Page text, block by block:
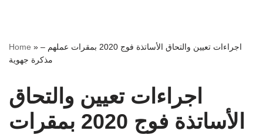
Home » اجراءات تعيين والتحاق الأساتذة فوج 2020 بمقرات عملهم –
مذكرة جهوية
اجراءات تعيين والتحاق
الأساتذة فوج 2020 بمقرات